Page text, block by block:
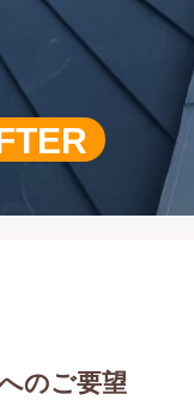
のご要望